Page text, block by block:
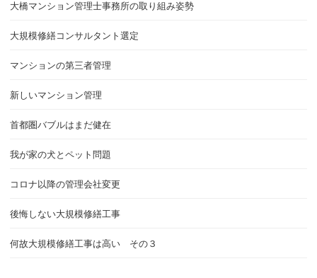
大橋マンション管理士事務所の取り組み姿勢
大規模修繕コンサルタント選定
マンションの第三者管理
新しいマンション管理
首都圏バブルはまだ健在
我が家の犬とペット問題
コロナ以降の管理会社変更
後悔しない大規模修繕工事
何故大規模修繕工事は高い その３